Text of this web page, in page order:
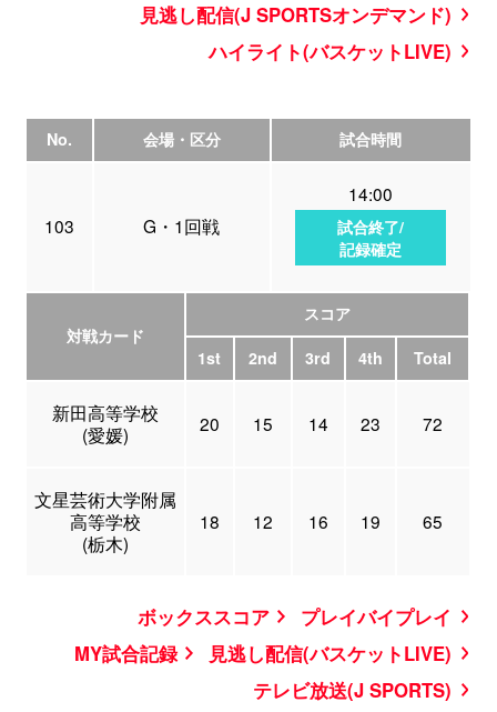
見逃し配信(J SPORTSオンデマンド)
ハイライト(バスケットLIVE)
No. 会場・区分 試合時間
103 G・1回戦
14:00
試合終了/
記録確定
対戦カード
スコア
1st
2nd 3rd 4th Total
新田高等学校
(愛媛)
20 15 14 23 72
文星芸術大学附属
高等学校
(栃木)
18 12 16 19 65
ボックススコア
プレイバイプレイ
MY試合記録
見逃し配信(バスケットLIVE)
テレビ放送(J SPORTS)